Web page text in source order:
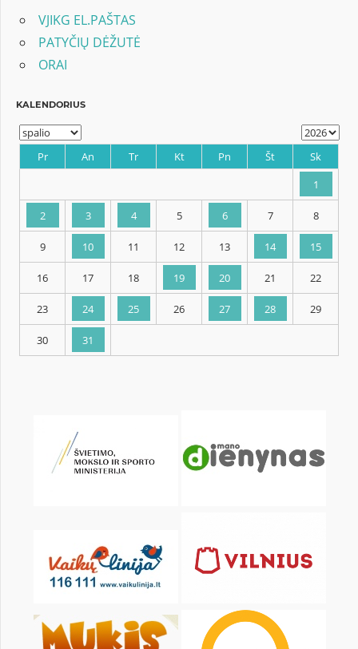
VJIKG EL.PAŠTAS
PATYČIŲ DĖŽUTĖ
ORAI
An
2 3 5 6
9 10 11
16 17 18 19 20